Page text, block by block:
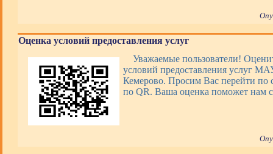
Оценка условий предоставления услуг
Уважаемые пользователи!
условий предоставления услуг
Кемерово. Просим Вас перейти по
по QR. Ваша оценка поможет нам